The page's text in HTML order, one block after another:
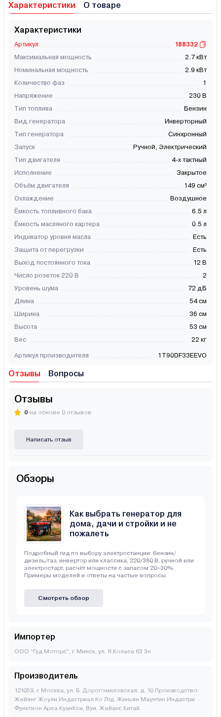
Характеристики О товаре
Характеристики
Артикул
188332
Максимальная мощность
2.7 кВт
Номинальная мощность
2.9 кВт
Количество фаз
1
Напряжение
230 В
Тип топлива
Бензин
Вид генератора
Инверторный
Тип генератора
Синхронный
Запуск
Ручной, Электрический
Тип двигателя
4-х тактный
Исполнение
Закрытое
Объём двигателя
149 см³
Охлаждение
Воздушное
Ёмкость топливного бака
6.5 л
Ёмкость масляного картера
0.5 л
Индикатор уровня масла
Есть
Защита от перегрузки
Есть
Выход постоянного тока
12 В
Число розеток 220 В
2
Уровень шума
72 дБ
Длина
54 см
Ширина
36 см
Высота
53 см
Вес
22 кг
Артикул производителя 1T90DF33EEVO
Отзывы Вопросы
Отзывы
0 на основе 0 отзывов
Написать отзыв
Обзоры
Как выбрать генератор для
дома, дачи и стройки и не
пожалеть
Подробный гид по выбору электростанции: бензин/
дизель/газ, инвертор или классика, 220/380 В, ручной или
электростарт, расчёт мощности с запасом 20–30%.
Примеры моделей и ответы на частые вопросы.
Смотреть обзор
Импортер
ООО “Гуд Моторс”, г. Минск, ул. Я.Коласа 63 3н
Производитель
121059, г. Москва, ул. Б. Дорогомиловская, д. 10 Производство:
Жейянг Жоули Индастриал Ко Лтд. Жиньян Маунтин Индастри
Функтион Ареа КуанКси, Вуи, Жейанг, Китай.